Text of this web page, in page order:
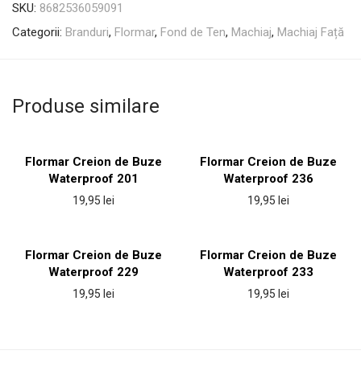
SKU: 8682536059091
Categorii: Branduri, Flormar, Fond de Ten, Machiaj, Machiaj Față
Produse similare
Flormar Creion de Buze
Waterproof 201
19,95 lei
Flormar Creion de Buze
Waterproof 236
19,95 lei
Flormar Creion de Buze
Waterproof 229
19,95 lei
Flormar Creion de Buze
Waterproof 233
19,95 lei